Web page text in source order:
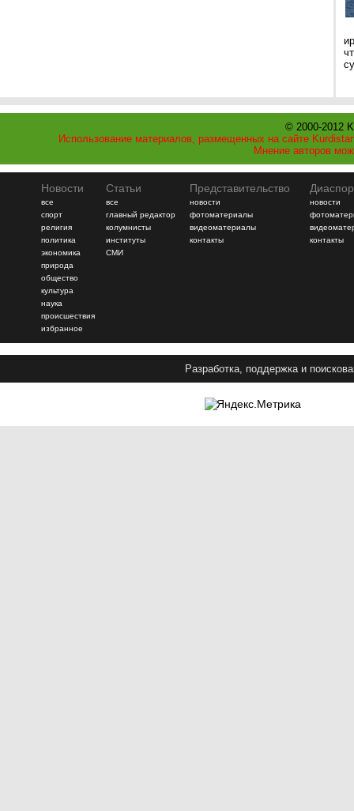
© 2000-2012
Использование материалов, размещенных на сайте
Мнение авторов
Новости
все
спорт
религия
политика
экономика
природа
общество
культура
наука
происшествия
избранное
Статьи
все
главный редактор
колумнисты
институты
СМИ
Представительство
новости
фотоматериалы
видеоматериалы
контакты
новости
контакты
Разработка, поддержка и